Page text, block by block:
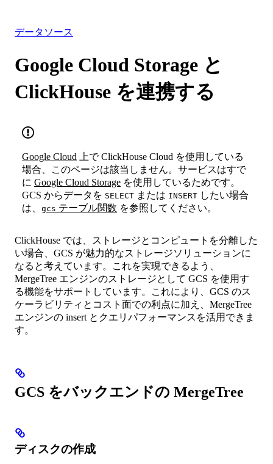
データソース
Google Cloud Storage と
ClickHouse を連携する
Google Cloud 上で ClickHouse Cloud を使用している
場合、このページは該当しません。サービスはすで
に Google Cloud Storage を使用しているためです。
GCS からデータを SELECT または INSERT したい場合
は、 gcs テーブル関数 を参照してください。
ClickHouse では、ストレージとコンピュートを分離した
い場合、GCS が魅力的なストレージソリューションに
なると考えています。これを実現できるよう、
MergeTree エンジンのストレージとして GCS を使用す
る機能をサポートしています。これにより、GCS のス
ケーラビリティとコスト面での利点に加え、MergeTree
エンジンの insert とクエリパフォーマンスを活用できま
す。
GCS をバックエンドの MergeTree
ディスクの作成